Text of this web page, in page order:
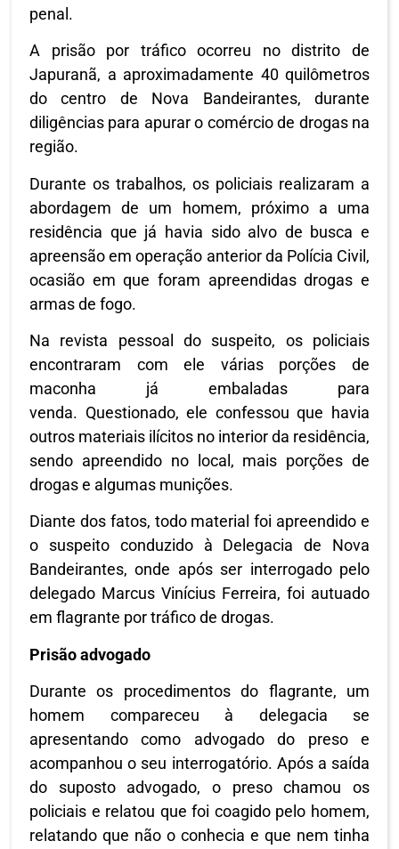
penal.
A prisão por tráfico ocorreu no distrito de
Japuranã, a aproximadamente 40 quilômetros
do centro de Nova Bandeirantes, durante
diligências para apurar o comércio de drogas na
região.
Durante os trabalhos, os policiais realizaram a
abordagem de um homem, próximo a uma
residência que já havia sido alvo de busca e
apreensão em operação anterior da Polícia Civil,
ocasião em que foram apreendidas drogas e
armas de fogo.
Na revista pessoal do suspeito, os policiais
encontraram com ele várias porções de
maconha já embaladas para
venda. Questionado, ele confessou que havia
outros materiais ilícitos no interior da residência,
sendo apreendido no local, mais porções de
drogas e algumas munições.
Diante dos fatos, todo material foi apreendido e
o suspeito conduzido à Delegacia de Nova
Bandeirantes, onde após ser interrogado pelo
delegado Marcus Vinícius Ferreira, foi autuado
em flagrante por tráfico de drogas.
Prisão advogado
Durante os procedimentos do flagrante, um
homem compareceu à delegacia se
apresentando como advogado do preso e
acompanhou o seu interrogatório. Após a saída
do suposto advogado, o preso chamou os
policiais e relatou que foi coagido pelo homem,
relatando que não o conhecia e que nem tinha